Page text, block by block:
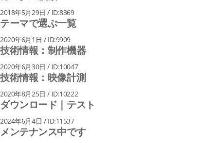
2018年5月29日 / ID:8369
テーマで選ぶ一覧
2020年6月1日 / ID:9909
技術情報：制作機器
2020年6月30日 / ID:10047
技術情報：映像計測
2020年8月25日 / ID:10222
ダウンロード｜テスト
2024年6月4日 / ID:11537
メンテナンス中です